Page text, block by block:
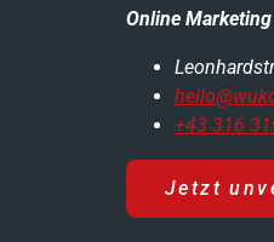
Online
+43 316
Jetzt